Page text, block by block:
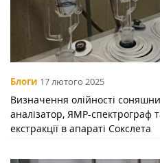
Блоги 17 лютого 2025
Визначення олійності
аналізатор, ЯМР-спектрограф
екстракції в апараті Сокслета